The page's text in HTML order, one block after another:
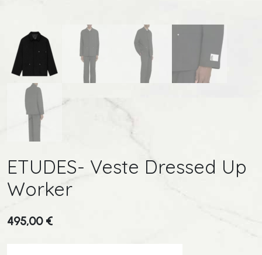
ETUDES- Veste Dressed Up
Worker
495,00 €